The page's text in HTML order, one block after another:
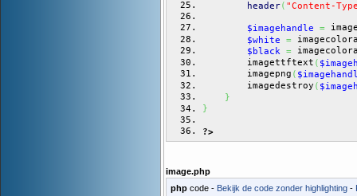
header( "Content-
$imagehandle =
$white
=
$black
=
        imagettftext
(
        imagepng
(
        imagedestroy
(
}
}
?>
image.php
php code - Bekijk de code zonder highlighting -